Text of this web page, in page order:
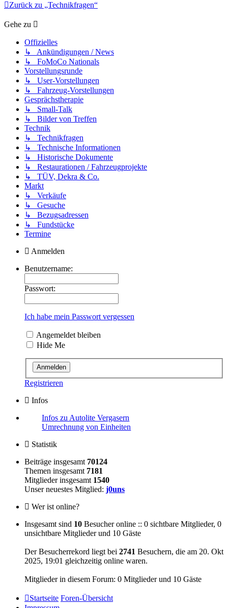
Zurück zu „Technikfragen“
Gehe zu
Offizielles
↳ Ankündigungen / News
↳ FoMoCo Nationals
Vorstellungsrunde
↳ User-Vorstellungen
↳ Fahrzeug-Vorstellungen
Gesprächstherapie
↳ Small-Talk
↳ Bilder von Treffen
Technik
↳ Technikfragen
↳ Technische Informationen
↳ Historische Dokumente
↳ Restaurationen / Fahrzeugprojekte
↳ TÜV, Dekra & Co.
Markt
↳ Verkäufe
↳ Gesuche
↳ Bezugsadressen
↳ Fundstücke
Termine
Anmelden
Benutzername:
Passwort:
Ich habe mein Passwort vergessen
Angemeldet bleiben
Hide Me
Registrieren
Infos
Infos zu Autolite Vergasern
Umrechnung von Einheiten
Statistik
Beiträge insgesamt 70124
Themen insgesamt 7181
Mitglieder insgesamt 1540
Unser neuestes Mitglied: j0uns
Wer ist online?
Insgesamt sind 10 Besucher online :: 0 sichtbare Mitglieder, 0
unsichtbare Mitglieder und 10 Gäste
Der Besucherrekord liegt bei 2741 Besuchern, die am 20. Okt
2025, 19:01 gleichzeitig online waren.
Mitglieder in diesem Forum: 0 Mitglieder und 10 Gäste
Startseite Foren-Übersicht